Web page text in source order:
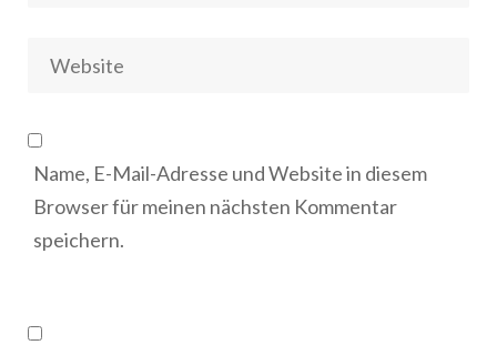
Name, E-Mail-Adresse und Website in diesem
Browser für meinen nächsten Kommentar
speichern.